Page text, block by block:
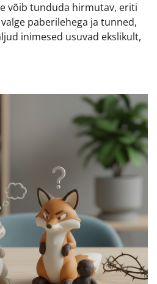
võib tunduda hirmutav, eriti
paberilehega ja tunned,
inimesed usuvad ekslikult,